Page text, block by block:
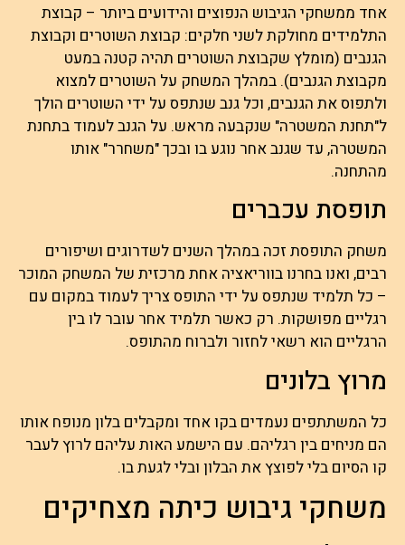
אחד ממשחקי הגיבוש הנפוצים והידועים ביותר – קבוצת
התלמידים מחולקת לשני חלקים: קבוצת השוטרים וקבוצת
הגנבים (מומלץ שקבוצת השוטרים תהיה קטנה במעט
מקבוצת הגנבים). במהלך המשחק על השוטרים למצוא
ולתפוס את הגנבים, וכל גנב שנתפס על ידי השוטרים הולך
ל"תחנת המשטרה" שנקבעה מראש. על הגנב לעמוד בתחנת
המשטרה, עד שגנב אחר נוגע בו ובכך "משחרר" אותו
מהתחנה.
תופסת עכברים
משחק התופסת זכה במהלך השנים לשדרוגים ושיפורים
רבים, ואנו בחרנו בווריאציה אחת מרכזית של המשחק המוכר
– כל תלמיד שנתפס על ידי התופס צריך לעמוד במקום עם
רגליים מפושקות. רק כאשר תלמיד אחר עובר לו בין
הרגליים הוא רשאי לחזור ולברוח מהתופס.
מרוץ בלונים
כל המשתתפים נעמדים בקו אחד ומקבלים בלון מנופח אותו
הם מניחים בין רגליהם. עם הישמע האות עליהם לרוץ לעבר
קו הסיום בלי לפוצץ את הבלון ובלי לגעת בו.
משחקי גיבוש כיתה מצחיקים